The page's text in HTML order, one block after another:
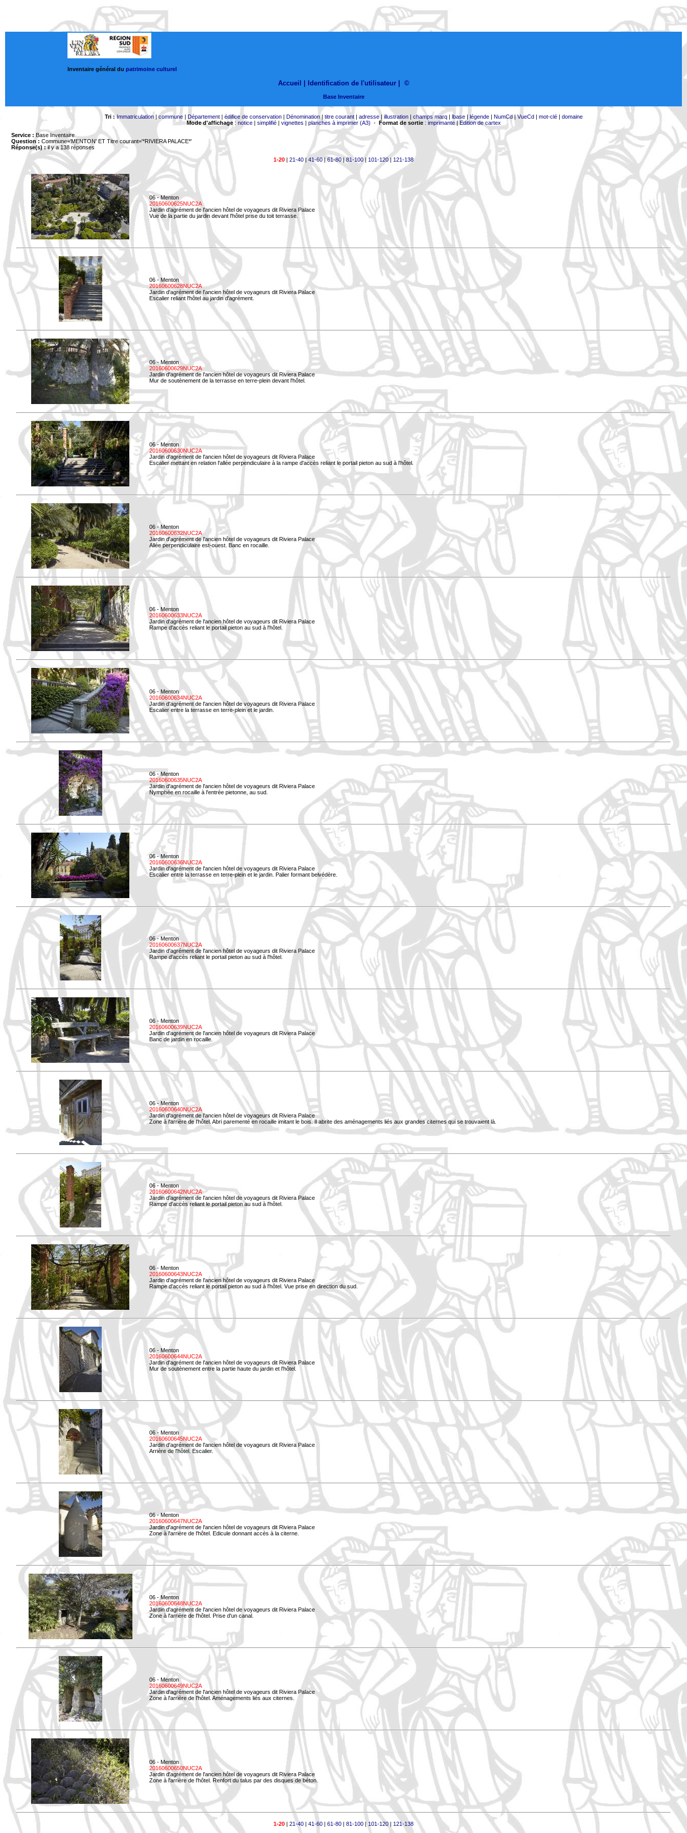
Inventaire général du patrimoine culturel
Accueil | Identification de l'utilisateur ©
Base Inventaire
Tri : Immatriculation|commune| Département| édifice de conservation| Dénomination| titre courant| adresse| illustration| champs marq| lbase| légende| NumCd|VueCd| mot-clé| domaine
Mode d'affichage: notice| simplifié| vignettes | planches à imprimer (A3) - Format de sortie: imprimante|Edition de cartex
Service : Base Inventaire
Question : Commune='MENTON' ET Titre courant='*RIVIERA PALACE*'
Réponse(s) :il y a 138 réponses
1-20 | 21-40 | 41-60|61-80| 81-100 | 101-120| 121-138
06 - Menton
20160600625NUC2A
Jardin d'agrément de l'ancien hôtel de voyageurs dit Riviera Palace
Vue de la partie du jardin devant l'hôtel prise du toit terrasse.
06 - Menton
20160600628NUC2A
Jardin d'agrément de l'ancien hôtel de voyageurs dit Riviera Palace
Escalier reliant l'hôtel au jardin d'agrément.
06 - Menton
20160600629NUC2A
Jardin d'agrément de l'ancien hôtel de voyageurs dit Riviera Palace
Mur de soutènement de la terrasse en terre-plein devant l'hôtel.
06 - Menton
20160600630NUC2A
Jardin d'agrément de l'ancien hôtel de voyageurs dit Riviera Palace
Escalier mettant en relation l'allée perpendiculaire à la rampe d'accès reliant le portail pieton au sud à l'hôtel.
06 - Menton
20160600632NUC2A
Jardin d'agrément de l'ancien hôtel de voyageurs dit Riviera Palace
Allée perpendiculaire est-ouest. Banc en rocaille.
06 - Menton
20160600633NUC2A
Jardin d'agrément de l'ancien hôtel de voyageurs dit Riviera Palace
Rampe d'accès reliant le portail pieton au sud à l'hôtel.
06 - Menton
20160600634NUC2A
Jardin d'agrément de l'ancien hôtel de voyageurs dit Riviera Palace
Escalier entre la terrasse en terre-plein et le jardin.
06 - Menton
20160600635NUC2A
Jardin d'agrément de l'ancien hôtel de voyageurs dit Riviera Palace
Nymphée en rocaille à l'entrée pietonne, au sud.
06 - Menton
20160600636NUC2A
Jardin d'agrément de l'ancien hôtel de voyageurs dit Riviera Palace
Escalier entre la terrasse en terre-plein et le jardin. Palier formant belvédère.
06 - Menton
20160600637NUC2A
Jardin d'agrément de l'ancien hôtel de voyageurs dit Riviera Palace
Rampe d'accès reliant le portail pieton au sud à l'hôtel.
06 - Menton
20160600639NUC2A
Jardin d'agrément de l'ancien hôtel de voyageurs dit Riviera Palace
Banc de jardin en rocaille.
06 - Menton
20160600640NUC2A
Jardin d'agrément de l'ancien hôtel de voyageurs dit Riviera Palace
Zone à l'arrière de l'hôtel. Abri parementé en rocaille imitant le bois. Il abrite des aménagements liés aux grandes citernes qui se trouvaient là.
06 - Menton
20160600642NUC2A
Jardin d'agrément de l'ancien hôtel de voyageurs dit Riviera Palace
Rampe d'accès reliant le portail pieton au sud à l'hôtel.
06 - Menton
20160600643NUC2A
Jardin d'agrément de l'ancien hôtel de voyageurs dit Riviera Palace
Rampe d'accès reliant le portail pieton au sud à l'hôtel. Vue prise en direction du sud.
06 - Menton
20160600644NUC2A
Jardin d'agrément de l'ancien hôtel de voyageurs dit Riviera Palace
Mur de soutènement entre la partie haute du jardin et l'hôtel.
06 - Menton
20160600645NUC2A
Jardin d'agrément de l'ancien hôtel de voyageurs dit Riviera Palace
Arrière de l'hôtel. Escalier.
06 - Menton
20160600647NUC2A
Jardin d'agrément de l'ancien hôtel de voyageurs dit Riviera Palace
Zone à l'arrière de l'hôtel. Edicule donnant accès à la citerne.
06 - Menton
20160600648NUC2A
Jardin d'agrément de l'ancien hôtel de voyageurs dit Riviera Palace
Zone à l'arrière de l'hôtel. Prise d'un canal.
06 - Menton
20160600649NUC2A
Jardin d'agrément de l'ancien hôtel de voyageurs dit Riviera Palace
Zone à l'arrière de l'hôtel. Aménagements liés aux citernes.
06 - Menton
20160600650NUC2A
Jardin d'agrément de l'ancien hôtel de voyageurs dit Riviera Palace
Zone à l'arrière de l'hôtel. Renfort du talus par des disques de béton.
1-20 | 21-40 | 41-60 | 61-80 | 81-100 | 101-120| 121-138